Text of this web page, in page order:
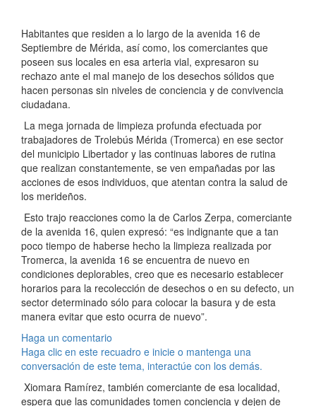
Habitantes que residen a lo largo de la avenida 16 de
Septiembre de Mérida, así como, los comerciantes que
poseen sus locales en esa arteria vial, expresaron su
rechazo ante el mal manejo de los desechos sólidos que
hacen personas sin niveles de conciencia y de convivencia
ciudadana.
La mega jornada de limpieza profunda efectuada por
trabajadores de Trolebús Mérida (Tromerca) en ese sector
del municipio Libertador y las continuas labores de rutina
que realizan constantemente, se ven empañadas por las
acciones de esos individuos, que atentan contra la salud de
los merideños.
Esto trajo reacciones como la de Carlos Zerpa, comerciante
de la avenida 16, quien expresó: “es indignante que a tan
poco tiempo de haberse hecho la limpieza realizada por
Tromerca, la avenida 16 se encuentra de nuevo en
condiciones deplorables, creo que es necesario establecer
horarios para la recolección de desechos o en su defecto, un
sector determinado sólo para colocar la basura y de esta
manera evitar que esto ocurra de nuevo”.
Haga un comentario
Haga clic en este recuadro e inicie o mantenga una
conversación de este tema, interactúe con los demás.
Xiomara Ramírez, también comerciante de esa localidad,
espera que las comunidades tomen conciencia y dejen de